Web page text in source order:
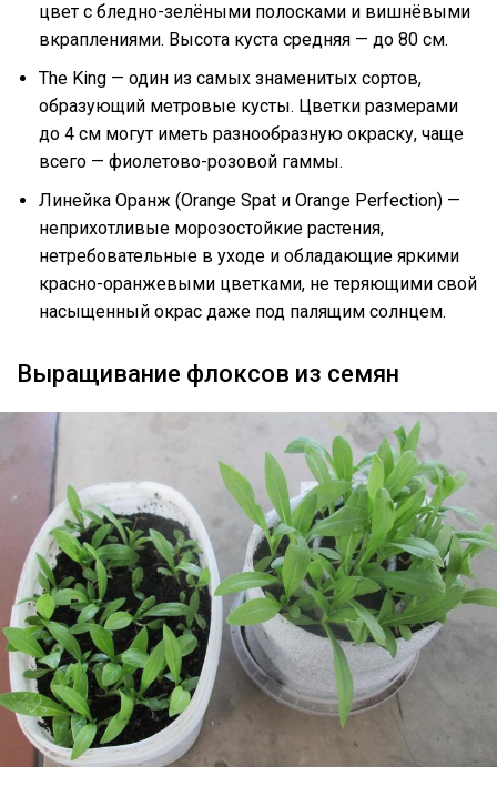
цвет с бледно-зелёными полосками и вишнёвыми
вкраплениями. Высота куста средняя — до 80 см.
The King — один из самых знаменитых сортов,
образующий метровые кусты. Цветки размерами
до 4 см могут иметь разнообразную окраску, чаще
всего — фиолетово-розовой гаммы.
Линейка Оранж (Orange Spat и Orange Perfection) —
неприхотливые морозостойкие растения,
нетребовательные в уходе и обладающие яркими
красно-оранжевыми цветками, не теряющими свой
насыщенный окрас даже под палящим солнцем.
Выращивание флоксов из семян